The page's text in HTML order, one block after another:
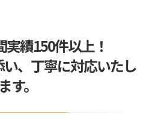
に募金をさせて頂きました
大津町のアパート1階に引っ越し不
りに…
績150件以上！
、丁寧に対応いたし
ます。